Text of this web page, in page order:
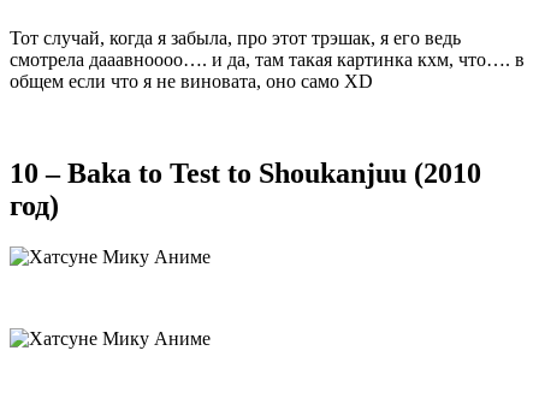
Тот случай, когда я забыла, про этот трэшак, я его ведь
смотрела дааавноооо…. и да, там такая картинка кхм, что…. в
общем если что я не виновата, оно само XD
10 – Baka to Test to Shoukanjuu (2010
год)